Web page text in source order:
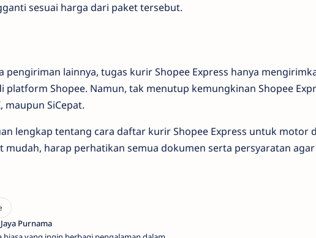
sesuai harga dari paket tersebut.
pengiriman lainnya, tugas kurir Shopee Express hanya
platform Shopee. Namun, tak menutup kemungkinan Shopee
maupun SiCepat.
lengkap tentang cara daftar kurir Shopee Express untuk motor
mudah, harap perhatikan semua dokumen serta persyaratan